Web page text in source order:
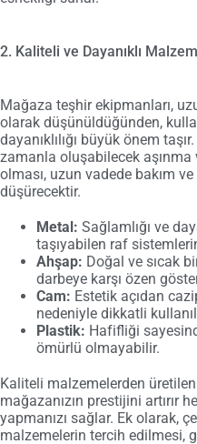
2. Kaliteli ve Dayanıklı
Mağaza teşhir ekipmanları,
olarak düşünüldüğünden,
dayanıklılığı büyük önem
zamanla oluşabilecek aşınma
olması, uzun vadede bakım
düşürecektir.
Metal: Sağlamlığı ve
taşıyabilen raf
Ahşap: Doğal ve sıcak
darbeye karşı özen
Cam: Estetik açıdan
nedeniyle dikkatli
Plastik: Hafifliği
ömürlü olmayabilir.
Kaliteli malzemelerden
mağazanızın prestijini artırır
yapmanızı sağlar. Ek olarak,
malzemelerin tercih edilmesi,